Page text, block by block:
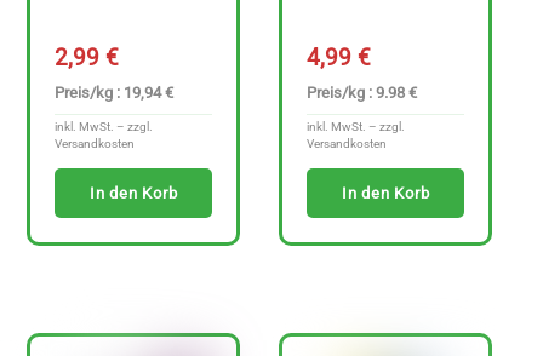
2,99€
Preis/kg : 19,94 €
inkl. MwSt. – zzgl.
Versandkosten
In den Korb
4,99€
Preis/kg : 9.98 €
inkl. MwSt. – zzgl.
Versandkosten
In den Korb